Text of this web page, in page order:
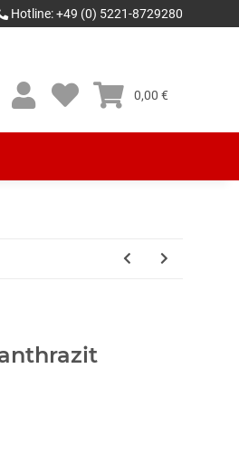
Hotline: +49 (0) 5221-8729280
0,00 €